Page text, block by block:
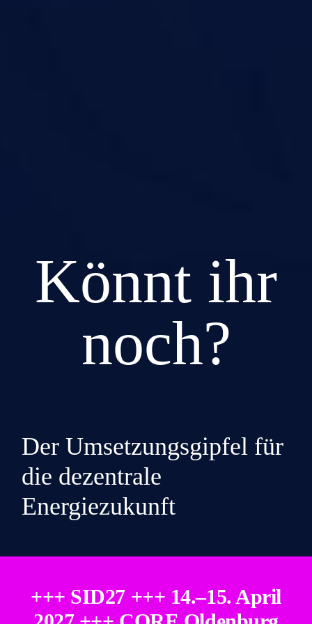
Könnt ihr
noch?
Der Umsetzungsgipfel für
die dezentrale
Energiezukunft
+++ SID27 +++ 14.–15. April